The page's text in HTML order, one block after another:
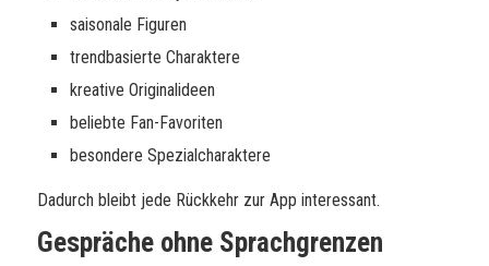
saisonale Figuren
trendbasierte Charaktere
kreative Originalideen
beliebte Fan-Favoriten
besondere Spezialcharaktere
Dadurch bleibt jede Rückkehr zur App interessant.
Gespräche ohne Sprachgrenzen